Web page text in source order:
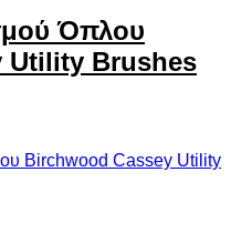
Όπλου
Utility Brushes